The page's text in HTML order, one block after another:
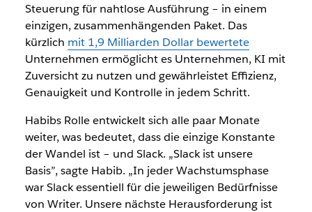
Steuerung für nahtlose Ausführung – in einem
einzigen, zusammenhängenden Paket. Das
kürzlich mit 1,9 Milliarden Dollar bewertete
Unternehmen ermöglicht es Unternehmen, KI mit
Zuversicht zu nutzen und gewährleistet Effizienz,
Genauigkeit und Kontrolle in jedem Schritt.
Habibs Rolle entwickelt sich alle paar Monate
weiter, was bedeutet, dass die einzige Konstante
der Wandel ist – und Slack. „Slack ist unsere
Basis”, sagte Habib. „In jeder Wachstumsphase
war Slack essentiell für die jeweiligen Bedürfnisse
von Writer. Unsere nächste Herausforderung ist